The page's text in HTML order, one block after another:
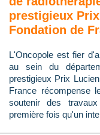
prestigieux
Fondation de
L'Oncopole est fier
au sein du
prestigieux Prix
France récompense
soutenir des
première fois qu'un